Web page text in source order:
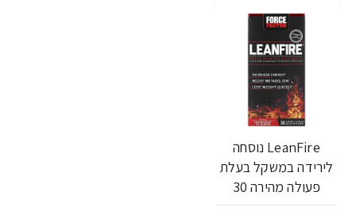
LeanFire נוסחה
לירידה במשקל בעלת
פעולה מהירה 30
כמוסות - מבית Force